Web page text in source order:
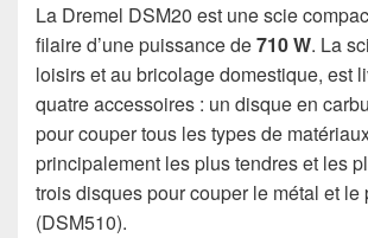
La Dremel DSM20 est une scie
filaire d’une puissance de710 W. La
loisirs et au bricolage domestique, est
quatre accessoires : un disque en
pour couper tous les types de
principalement les plus tendres et les
trois disques pour couper le métal et le
(DSM510).